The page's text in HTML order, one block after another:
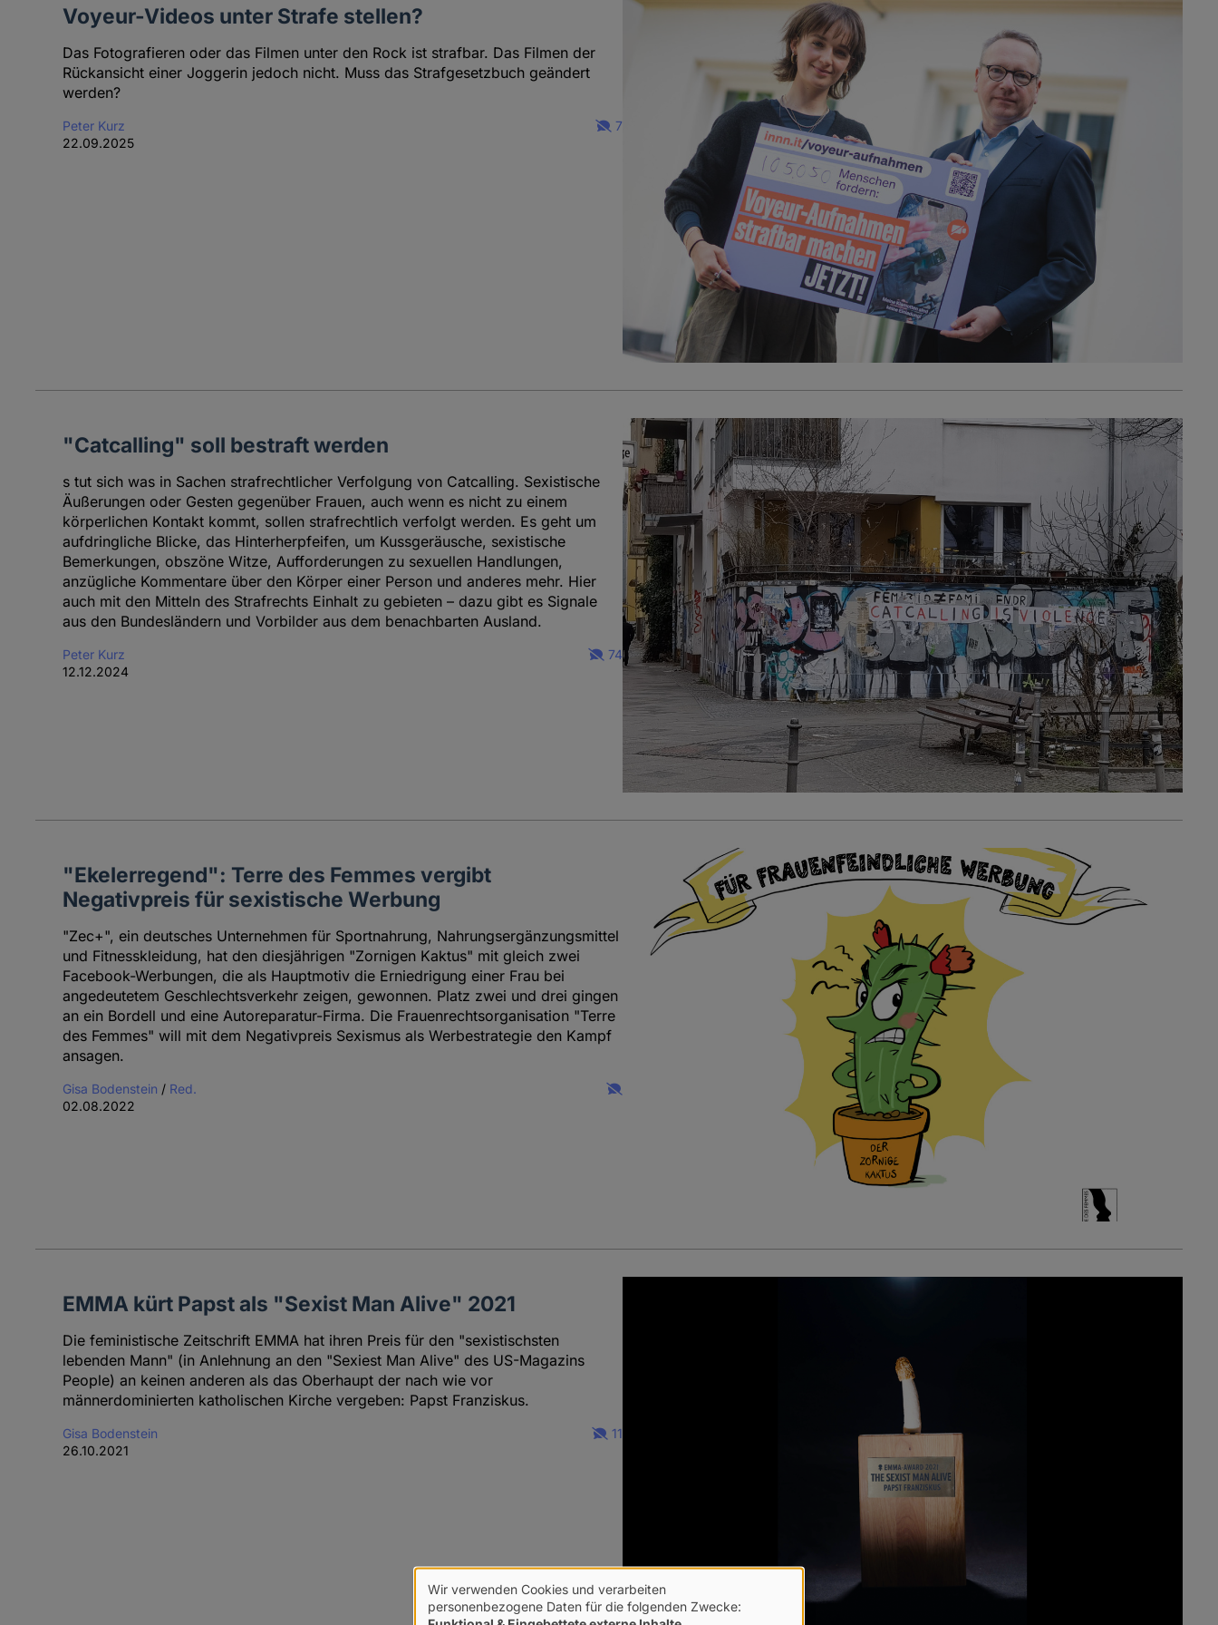
Voyeur-Videos unter Strafe stellen?
Das Fotografieren oder das Filmen unter den Rock ist strafbar. Das Filmen der
Rückansicht einer Joggerin jedoch nicht. Muss das Strafgesetzbuch geändert
werden?
Peter Kurz
22.09.2025
7
"Catcalling" soll bestraft werden
s tut sich was in Sachen strafrechtlicher Verfolgung von Catcalling. Sexistische
Äußerungen oder Gesten gegenüber Frauen, auch wenn es nicht zu einem
körperlichen Kontakt kommt, sollen strafrechtlich verfolgt werden. Es geht um
aufdringliche Blicke, das Hinterherpfeifen, um Kussgeräusche, sexistische
Bemerkungen, obszöne Witze, Aufforderungen zu sexuellen Handlungen,
anzügliche Kommentare über den Körper einer Person und anderes mehr. Hier
auch mit den Mitteln des Strafrechts Einhalt zu gebieten – dazu gibt es Signale
aus den Bundesländern und Vorbilder aus dem benachbarten Ausland.
Peter Kurz
12.12.2024
74
"Ekelerregend": Terre des Femmes vergibt
Negativpreis für sexistische Werbung
"Zec+", ein deutsches Unternehmen für Sportnahrung, Nahrungsergänzungsmittel
und Fitnesskleidung, hat den diesjährigen "Zornigen Kaktus" mit gleich zwei
Facebook-Werbungen, die als Hauptmotiv die Erniedrigung einer Frau bei
angedeutetem Geschlechtsverkehr zeigen, gewonnen. Platz zwei und drei gingen
an ein Bordell und eine Autoreparatur-Firma. Die Frauenrechtsorganisation "Terre
des Femmes" will mit dem Negativpreis Sexismus als Werbestrategie den Kampf
ansagen.
Gisa Bodenstein / Red.
02.08.2022
EMMA kürt Papst als "Sexist Man Alive" 2021
Die feministische Zeitschrift EMMA hat ihren Preis für den "sexistischsten
lebenden Mann" (in Anlehnung an den "Sexiest Man Alive" des US-Magazins
People) an keinen anderen als das Oberhaupt der nach wie vor
männerdominierten katholischen Kirche vergeben: Papst Franziskus.
Gisa Bodenstein
26.10.2021
11
Verwendung
Wir verwenden Cookies und verarbeiten
personenbezogene Daten für die folgenden Zwecke: